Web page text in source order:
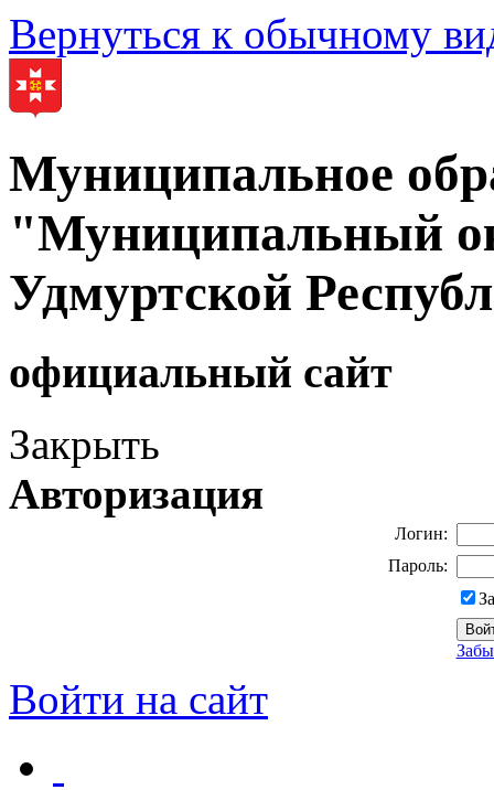
Вернуться к обычному
Муниципальное
"Муниципальный
Удмуртской
официальный сайт
Закрыть
Авторизация
Логин:
Пароль:
Войти на сайт